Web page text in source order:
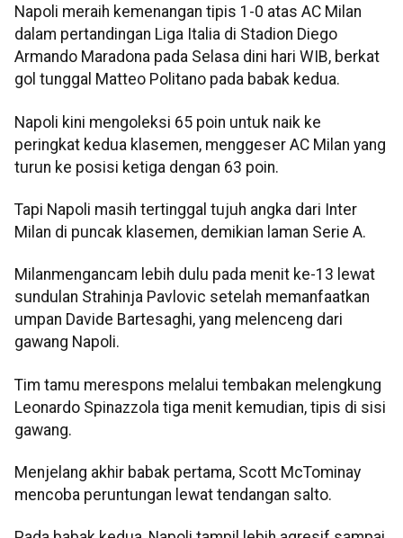
Napoli meraih kemenangan tipis 1-0 atas AC Milan
dalam pertandingan Liga Italia di Stadion Diego
Armando Maradona pada Selasa dini hari WIB, berkat
gol tunggal Matteo Politano pada babak kedua.
Napoli kini mengoleksi 65 poin untuk naik ke
peringkat kedua klasemen, menggeser AC Milan yang
turun ke posisi ketiga dengan 63 poin.
Tapi Napoli masih tertinggal tujuh angka dari Inter
Milan di puncak klasemen, demikian laman Serie A.
Milanmengancam lebih dulu pada menit ke-13 lewat
sundulan Strahinja Pavlovic setelah memanfaatkan
umpan Davide Bartesaghi, yang melenceng dari
gawang Napoli.
Tim tamu merespons melalui tembakan melengkung
Leonardo Spinazzola tiga menit kemudian, tipis di sisi
gawang.
Menjelang akhir babak pertama, Scott McTominay
mencoba peruntungan lewat tendangan salto.